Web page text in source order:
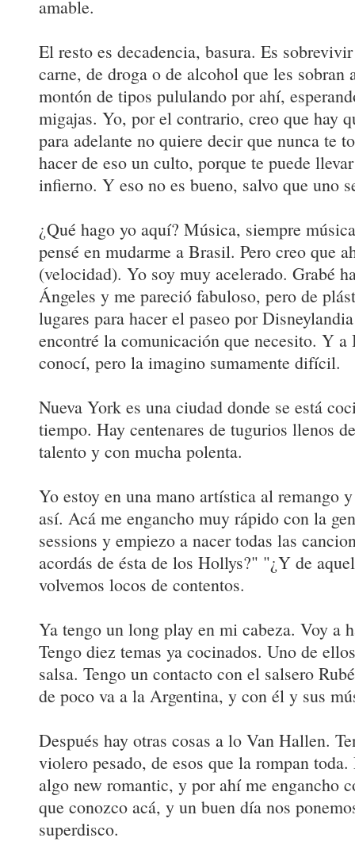
amable.
El resto es decadencia, basura. Es
carne, de droga o de alcohol que les
montón de tipos pululando por ahí,
migajas. Yo, por el contrario, creo que hay
para adelante no quiere decir que nunca te
hacer de eso un culto, porque te puede
infierno. Y eso no es bueno, salvo que uno
¿Qué hago yo aquí? Música, siempre
pensé en mudarme a Brasil. Pero creo que
(velocidad). Yo soy muy acelerado. Grabé
Ángeles y me pareció fabuloso, pero de
lugares para hacer el paseo por
encontré la comunicación que necesito. Y
conocí, pero la imagino sumamente difícil.
Nueva York es una ciudad donde se está
tiempo. Hay centenares de tugurios llenos
talento y con mucha polenta.
Yo estoy en una mano artística al remango
así. Acá me engancho muy rápido con la
sessions y empiezo a nacer todas las
acordás de ésta de los Hollys?" "¿Y de
volvemos locos de contentos.
Ya tengo un long play en mi cabeza. Voy a
Tengo diez temas ya cocinados. Uno de
salsa. Tengo un contacto con el salsero
de poco va a la Argentina, y con él y sus
Después hay otras cosas a lo Van Hallen.
violero pesado, de esos que la rompan toda.
algo new romantic, y por ahí me engancho
que conozco acá, y un buen día nos
superdisco.